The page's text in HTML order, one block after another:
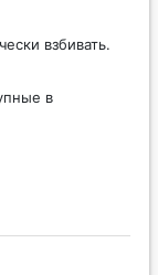
взбивать.
в